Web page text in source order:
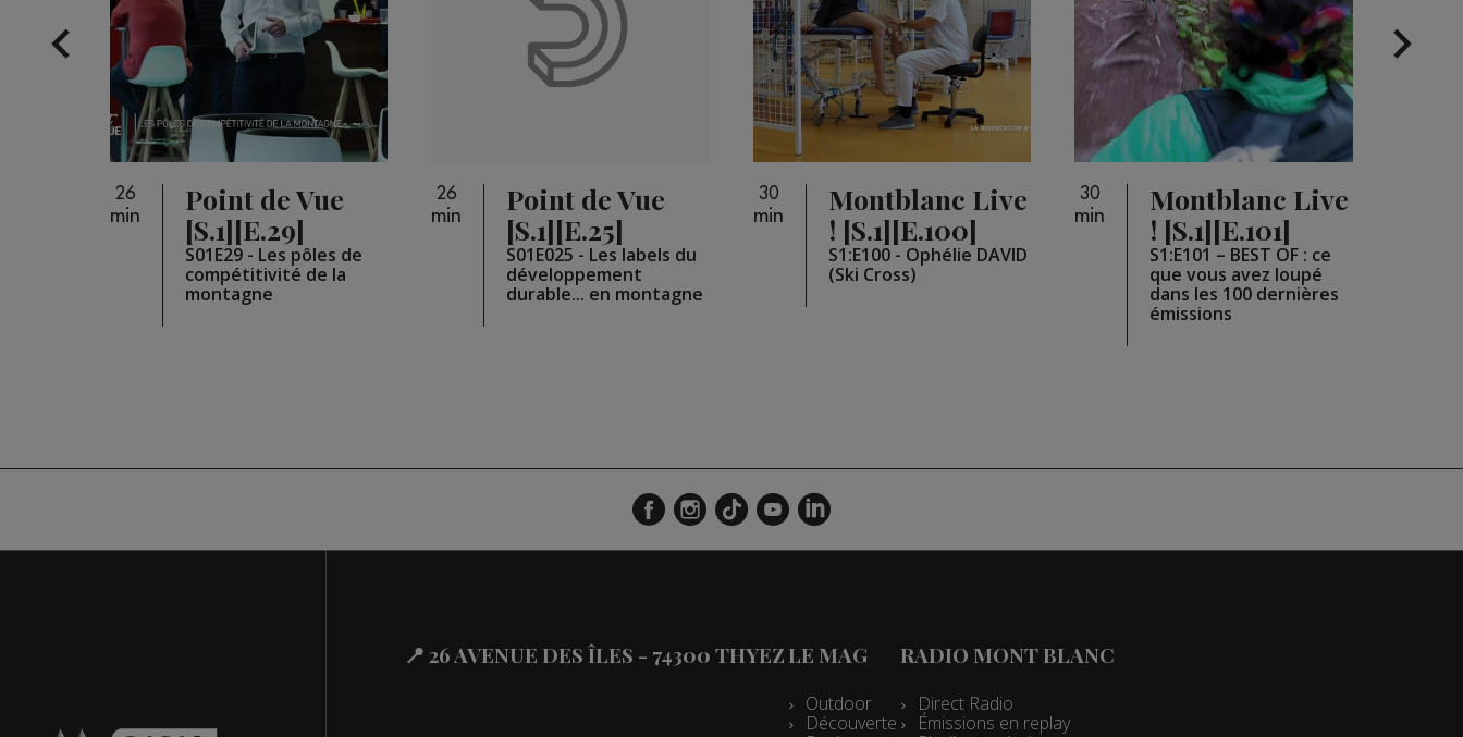
26
min
Point de Vue
[S.1][E.29]
S01E29 - Les pôles de
compétitivité de la
montagne
26
min
Point de Vue
[S.1][E.25]
S01E025 - Les labels du
développement
durable... en montagne
30
min
Montblanc Live
! [S.1][E.100]
S1:E100 - Ophélie DAVID
(Ski Cross)
30
min
Montblanc Live
! [S.1][E.101]
S1:E101 – BEST OF : ce
que vous avez loupé
dans les 100 dernières
émissions
📍 26 AVENUE DES ÎLES - 74300 THYEZLE MAG
Outdoor
Découverte
RADIO MONT BLANC
Direct Radio
Émissions en replay